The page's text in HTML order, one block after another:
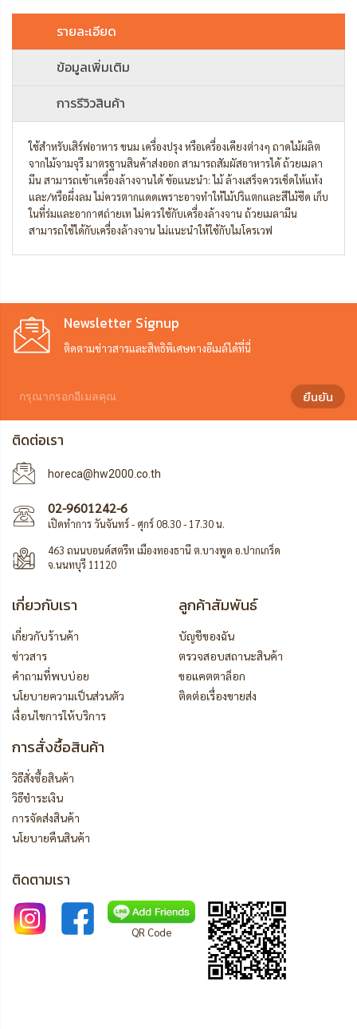
รายละเอียด
ข้อมูลเพิ่มเติม
การรีวิวสินค้า
ใช้สำหรับเสิร์ฟอาหาร ขนม เครื่องปรุง หรือเครื่องเคียงต่างๆ ถาดไม้ผลิต
จากไม้จามจุรี มาตรฐานสินค้าส่งออก สามารถสัมผัสอาหารได้ ถ้วยเมลา
มีน สามารถเข้าเครื่องล้างจานได้ ข้อแนะนำ: ไม้ ล้างเสร็จควรเช็ดให้แห้ง
และ/หรือผึ่งลม ไม่ควรตากแดดเพราะอาจทำให้ไม้ปริแตกและสีไม้ซีด เก็บ
ในที่ร่มและอากาศถ่ายเท ไม่ควรใช้กับเครื่องล้างจาน ถ้วยเมลามีน
สามารถใช้ได้กับเครื่องล้างจาน ไม่แนะนำให้ใช้กับไมโครเวฟ
Newsletter Signup
ติดตามข่าวสารและสิทธิพิเศษทางอีเมล์ได้ที่นี่
ยืนยัน
ติดต่อเรา
horeca@hw2000.co.th
02-9601242-6
เปิดทำการ วันจันทร์ - ศุกร์ 08.30 - 17.30 น.
463 ถนนบอนด์สตรีท เมืองทองธานี ต.บางพูด อ.ปากเกร็ด
จ.นนทบุรี 11120
เกี่ยวกับเรา
เกี่ยวกับร้านค้า
ข่าวสาร
คำถามที่พบบ่อย
นโยบายความเป็นส่วนตัว
เงื่อนไขการให้บริการ
ลูกค้าสัมพันธ์
บัญชีของฉัน
ตรวจสอบสถานะสินค้า
ขอแคตตาล็อก
ติดต่อเรื่องขายส่ง
การสั่งซื้อสินค้า
วิธีสั่งซื้อสินค้า
วิธีชำระเงิน
การจัดส่งสินค้า
นโยบายคืนสินค้า
ติดตามเรา
QR Code